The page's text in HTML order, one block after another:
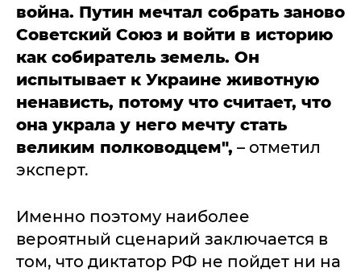
война. Путин мечтал собрать заново
Советский Союз и войти в историю
как собиратель земель. Он
испытывает к Украине животную
ненависть, потому что считает, что
она украла у него мечту стать
великим полководцем", – отметил
эксперт.
Именно поэтому наиболее
вероятный сценарий заключается в
том, что диктатор РФ не пойдет ни на